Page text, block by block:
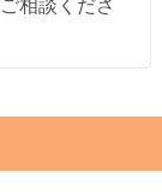
相談くださ